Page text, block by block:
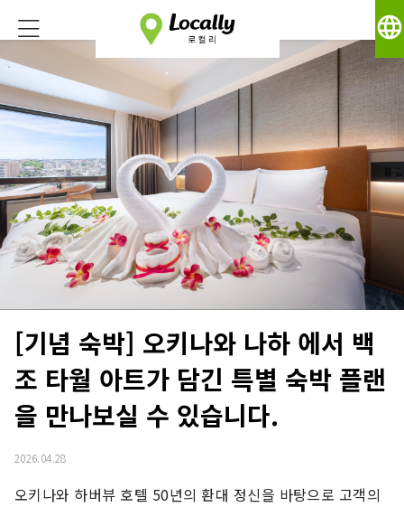
language
[기념 숙박] 오키나와 나하 에서 백
조 타월 아트가 담긴 특별 숙박 플랜
을 만나보실 수 있습니다.
2026.04.28
오키나와 하버뷰 호텔 50년의 환대 정신을 바탕으로 고객의